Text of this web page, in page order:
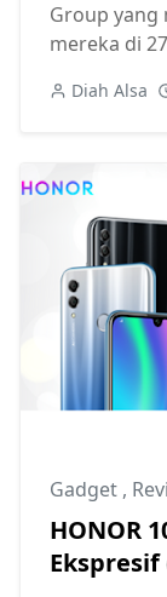
Group
mereka di
Diah Alsa
Gadget ,
HONOR